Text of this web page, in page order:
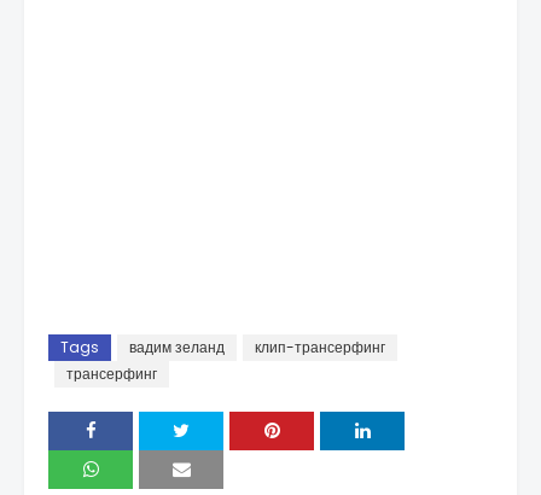
Tags вадим зеланд
клип-трансерфинг
трансерфинг